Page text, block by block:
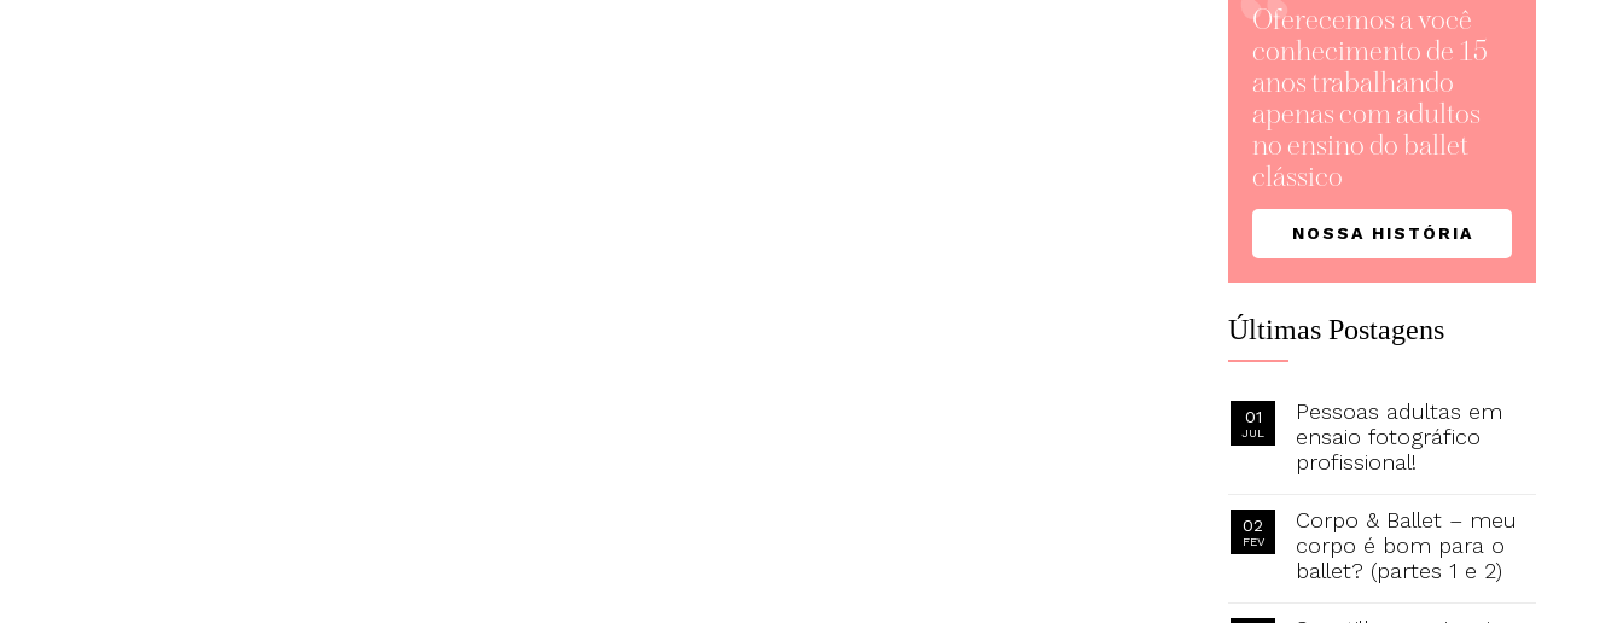
Oferecemos a você
conhecimento de 15
anos trabalhando
apenas com adultos
no ensino do ballet
clássico
NOSSA HISTÓRIA
Últimas Postagens
01
JUL
Pessoas adultas em
ensaio fotográfico
profissional!
02
FEV
Corpo & Ballet – meu
corpo é bom para o
ballet? (partes 1 e 2)